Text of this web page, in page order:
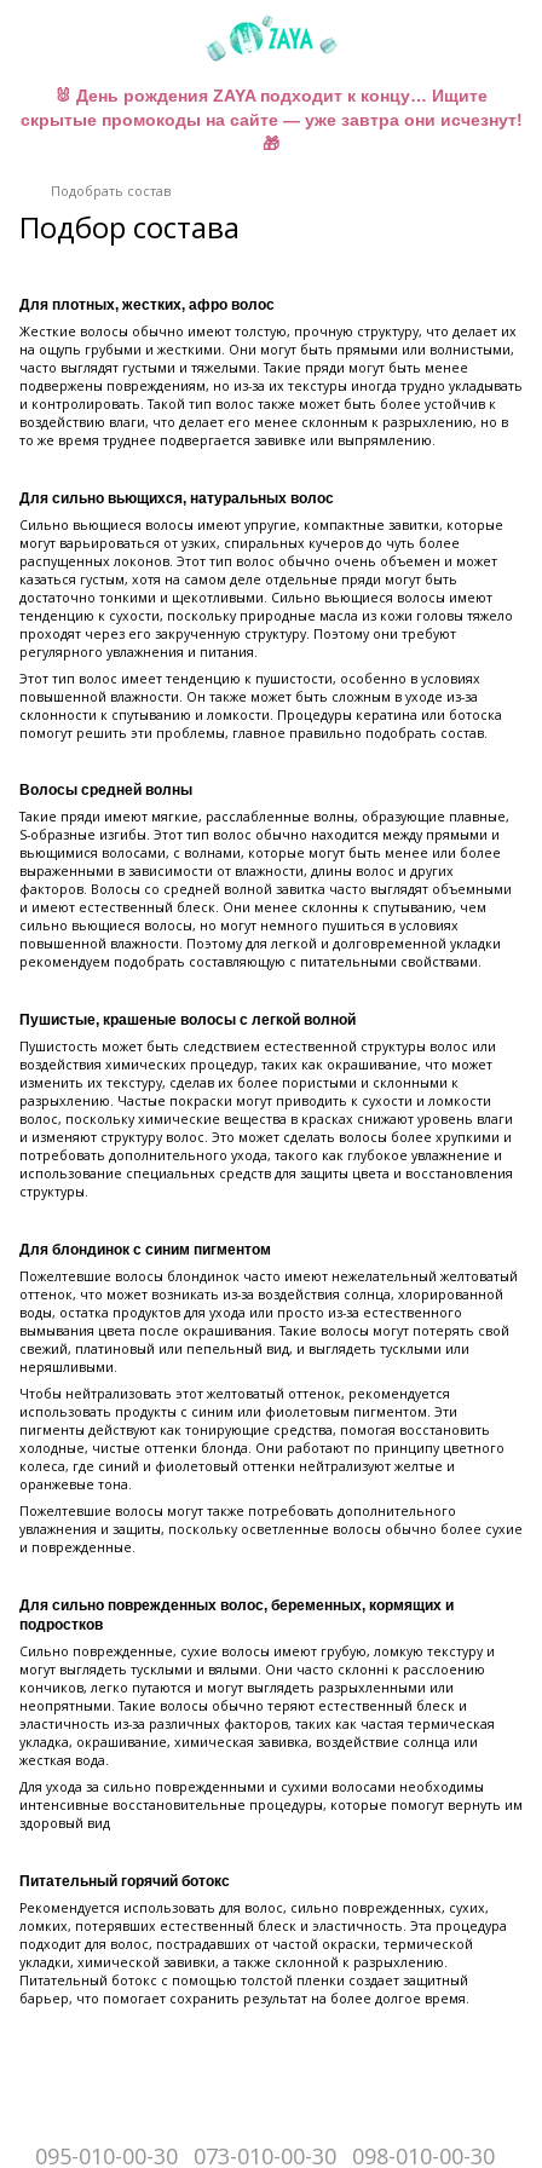
🐰 День рождения ZAYA подходит к концу… Ищите
скрытые промокоды на сайте — уже завтра они исчезнут!
🎁
Подобрать состав
Подбор состава
Для плотных, жестких, афро волос
Жесткие волосы обычно имеют толстую, прочную структуру, что делает их
на ощупь грубыми и жесткими. Они могут быть прямыми или волнистыми,
часто выглядят густыми и тяжелыми. Такие пряди могут быть менее
подвержены повреждениям, но из-за их текстуры иногда трудно укладывать
и контролировать. Такой тип волос также может быть более устойчив к
воздействию влаги, что делает его менее склонным к разрыхлению, но в
то же время труднее подвергается завивке или выпрямлению.
Для сильно вьющихся, натуральных волос
Сильно вьющиеся волосы имеют упругие, компактные завитки, которые
могут варьироваться от узких, спиральных кучеров до чуть более
распущенных локонов. Этот тип волос обычно очень объемен и может
казаться густым, хотя на самом деле отдельные пряди могут быть
достаточно тонкими и щекотливыми. Сильно вьющиеся волосы имеют
тенденцию к сухости, поскольку природные масла из кожи головы тяжело
проходят через его закрученную структуру. Поэтому они требуют
регулярного увлажнения и питания.
Этот тип волос имеет тенденцию к пушистости, особенно в условиях
повышенной влажности. Он также может быть сложным в уходе из-за
склонности к спутыванию и ломкости. Процедуры кератина или ботоска
помогут решить эти проблемы, главное правильно подобрать состав.
Волосы средней волны
Такие пряди имеют мягкие, расслабленные волны, образующие плавные,
S-образные изгибы. Этот тип волос обычно находится между прямыми и
вьющимися волосами, с волнами, которые могут быть менее или более
выраженными в зависимости от влажности, длины волос и других
факторов. Волосы со средней волной завитка часто выглядят объемными
и имеют естественный блеск. Они менее склонны к спутыванию, чем
сильно вьющиеся волосы, но могут немного пушиться в условиях
повышенной влажности. Поэтому для легкой и долговременной укладки
рекомендуем подобрать составляющую с питательными свойствами.
Пушистые, крашеные волосы с легкой волной
Пушистость может быть следствием естественной структуры волос или
воздействия химических процедур, таких как окрашивание, что может
изменить их текстуру, сделав их более пористыми и склонными к
разрыхлению. Частые покраски могут приводить к сухости и ломкости
волос, поскольку химические вещества в красках снижают уровень влаги
и изменяют структуру волос. Это может сделать волосы более хрупкими и
потребовать дополнительного ухода, такого как глубокое увлажнение и
использование специальных средств для защиты цвета и восстановления
структуры.
Для блондинок с синим пигментом
Пожелтевшие волосы блондинок часто имеют нежелательный желтоватый
оттенок, что может возникать из-за воздействия солнца, хлорированной
воды, остатка продуктов для ухода или просто из-за естественного
вымывания цвета после окрашивания. Такие волосы могут потерять свой
свежий, платиновый или пепельный вид, и выглядеть тусклыми или
неряшливыми.
Чтобы нейтрализовать этот желтоватый оттенок, рекомендуется
использовать продукты с синим или фиолетовым пигментом. Эти
пигменты действуют как тонирующие средства, помогая восстановить
холодные, чистые оттенки блонда. Они работают по принципу цветного
колеса, где синий и фиолетовый оттенки нейтрализуют желтые и
оранжевые тона.
Пожелтевшие волосы могут также потребовать дополнительного
увлажнения и защиты, поскольку осветленные волосы обычно более сухие
и поврежденные.
Для сильно поврежденных волос, беременных, кормящих и
подростков
Сильно поврежденные, сухие волосы имеют грубую, ломкую текстуру и
могут выглядеть тусклыми и вялыми. Они часто склонні к расслоению
кончиков, легко путаются и могут выглядеть разрыхленными или
неопрятными. Такие волосы обычно теряют естественный блеск и
эластичность из-за различных факторов, таких как частая термическая
укладка, окрашивание, химическая завивка, воздействие солнца или
жесткая вода.
Для ухода за сильно поврежденными и сухими волосами необходимы
интенсивные восстановительные процедуры, которые помогут вернуть им
здоровый вид
Питательный горячий ботокс
Рекомендуется использовать для волос, сильно поврежденных, сухих,
ломких, потерявших естественный блеск и эластичность. Эта процедура
подходит для волос, пострадавших от частой окраски, термической
укладки, химической завивки, а также склонной к разрыхлению.
Питательный ботокс с помощью толстой пленки создает защитный
барьер, что помогает сохранить результат на более долгое время.
095-010-00-30 073-010-00-30 098-010-00-30